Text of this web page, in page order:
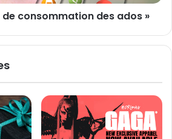
de consommation des ados »